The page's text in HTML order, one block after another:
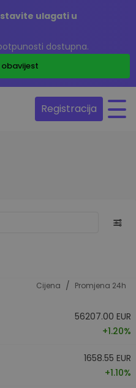
ulagati u
dostupna.
Registracija
Cijena / Promjena 24h
56207.00 EUR
+1.20%
1658.55 EUR
+1.10%